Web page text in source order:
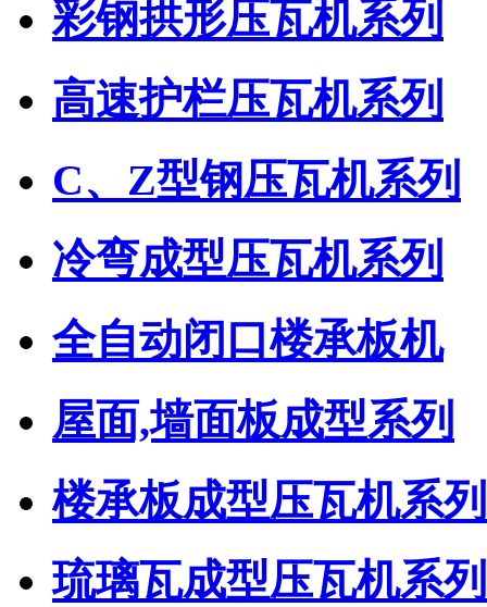
彩钢拱形压瓦机系列
高速护栏压瓦机系列
C、Z型钢压瓦机系列
冷弯成型压瓦机系列
全自动闭口楼承板机
屋面,墙面板成型系列
楼承板成型压瓦机系列
琉璃瓦成型压瓦机系列